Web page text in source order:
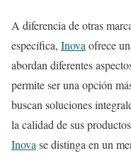
A diferencia de otras
específica, Inovaofrece
abordan diferentes
permite ser una opción
buscan soluciones
la calidad de sus
Inovase distinga en un